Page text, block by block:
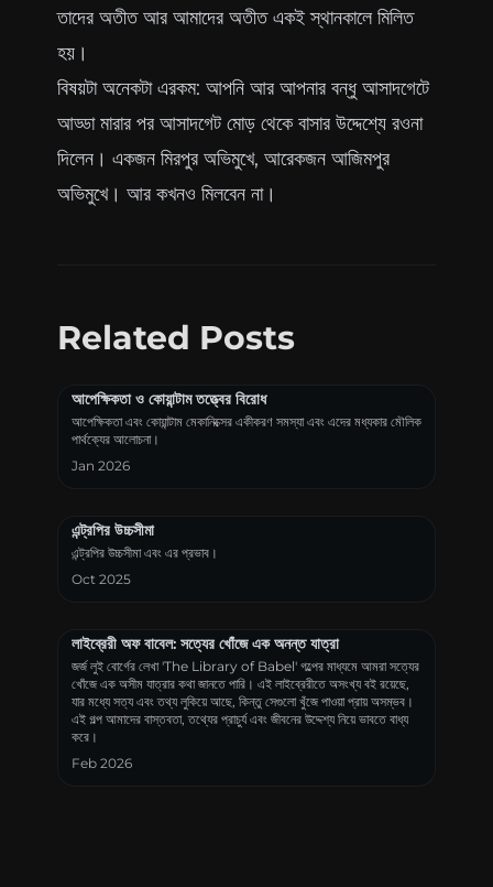
তাদের অতীত আর আমাদের অতীত একই স্থানকালে মিলিত
হয়।
বিষয়টা অনেকটা এরকম: আপনি আর আপনার বন্ধু আসাদগেটে
আড্ডা মারার পর আসাদগেট মোড় থেকে বাসার উদ্দেশ্যে রওনা
দিলেন। একজন মিরপুর অভিমুখে, আরেকজন আজিমপুর
অভিমুখে। আর কখনও মিলবেন না।
Related Posts
আপেক্ষিকতা ও কোয়ান্টাম তত্ত্বের বিরোধ
আপেক্ষিকতা এবং কোয়ান্টাম মেকানিক্সের একীকরণ সমস্যা এবং এদের মধ্যকার মৌলিক
পার্থক্যের আলোচনা।
Jan 2026
এন্ট্রপির উচ্চসীমা
এন্ট্রপির উচ্চসীমা এবং এর প্রভাব।
Oct 2025
লাইব্রেরী অফ বাবেল: সত্যের খোঁজে এক অনন্ত যাত্রা
জর্জ লুই বোর্গের লেখা 'The Library of Babel' গল্পের মাধ্যমে আমরা সত্যের
খোঁজে এক অসীম যাত্রার কথা জানতে পারি। এই লাইব্রেরীতে অসংখ্য বই রয়েছে,
যার মধ্যে সত্য এবং তথ্য লুকিয়ে আছে, কিন্তু সেগুলো খুঁজে পাওয়া প্রায় অসম্ভব।
এই গল্প আমাদের বাস্তবতা, তথ্যের প্রাচুর্য এবং জীবনের উদ্দেশ্য নিয়ে ভাবতে বাধ্য
করে।
Feb 2026